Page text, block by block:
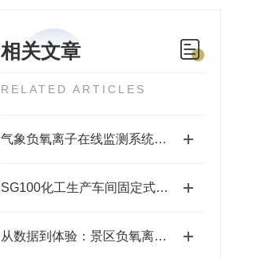
相关文章
RELATED ARTICLES
气象负氧离子在线监测系统该如何选型？
SG100化工生产车间固定式硫化氢气体检测仪工作原理
从数据到体验：景区负氧离子监测系统如何规划最佳“吸氧”路线？